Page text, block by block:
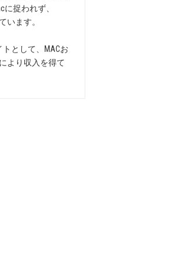
捉われず、
います。
として、MACお
より収入を得て